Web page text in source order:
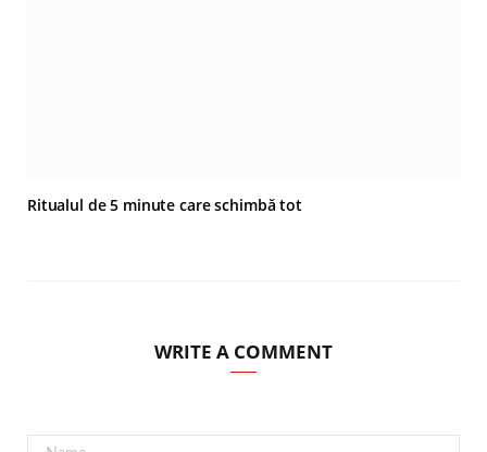
Ritualul de 5 minute care schimbă tot
WRITE A COMMENT